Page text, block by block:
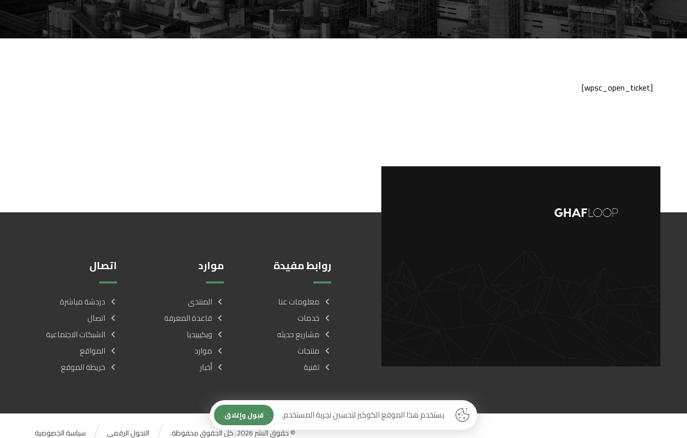
[wpsc_open_ticket]
روابط مفيدة
معلومات عنا
خدمات
مشاريع حديثه
منتجات
تقنية
موارد
المنتدى
قاعدة المعرفة
ويكيبيديا
موارد
أخبار
اتصال
دردشة مباشرة
اتصال
الشبكات الاجتماعية
المواقع
خريطة الموقع
سياسة الخصوصية التحول الرقمي © حقوق النشر 2026. كل الحقوق محفوظة.
يستخدم هذا الموقع الكوكيز لتحسين تجربة المستخدم. قبول وإغلاق